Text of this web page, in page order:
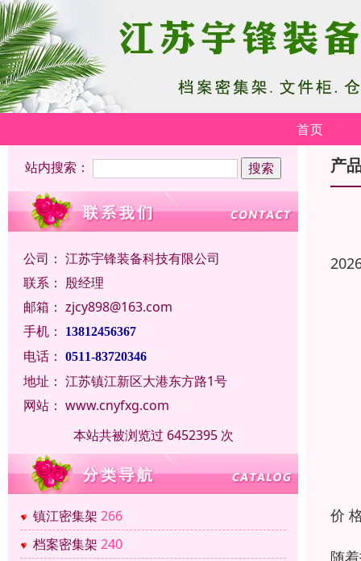
首页
站内搜索：
公司： 江苏宇锋装备科技有限公司
联系： 殷经理
邮箱： zjcy898@163.com
手机：
13812456367
电话： 0511-83720346
地址： 江苏镇江新区大港东方路1号
网站： www.cnyfxg.com
本站共被浏览过 6452395 次
镇江密集架 266
档案密集架 240
产
价
随